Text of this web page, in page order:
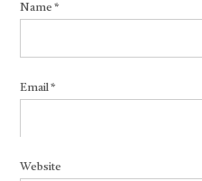
Name*
Email*
Website